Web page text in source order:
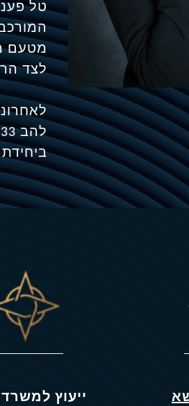
טל
מטעם
לצד
ביחידת להב 433, בהם לקחה חלק.
ייעוץ